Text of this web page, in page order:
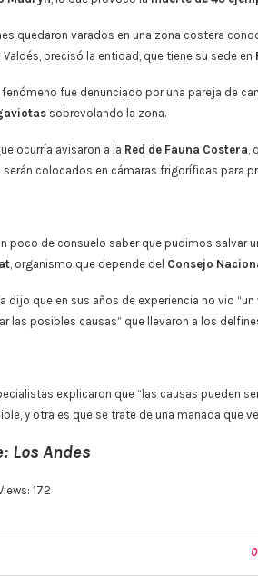
quedaron varados en una zona costera
Valdés, precisó la entidad, que tiene su sede en
fenómeno fue denunciado por una pareja de
sobrevolando la zona.
ocurría avisaron a la Red de Fauna Costera,
serán colocados en cámaras frigoríficas para
poco de consuelo saber que pudimos salvar
, organismo que depende del Consejo
dijo que en sus años de experiencia no vio
las posibles causas” que llevaron a los
explicaron que “las causas pueden
y otra es que se trate de una manada que
Los Andes
172
0